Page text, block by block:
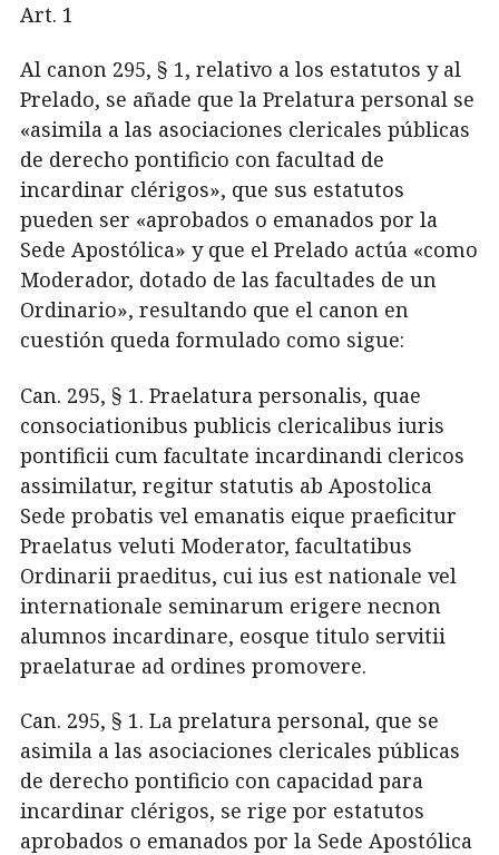
Art. 1
Al canon 295, § 1, relativo a los estatutos y al
Prelado, se añade que la Prelatura personal se
«asimila a las asociaciones clericales públicas
de derecho pontificio con facultad de
incardinar clérigos», que sus estatutos
pueden ser «aprobados o emanados por la
Sede Apostólica» y que el Prelado actúa «como
Moderador, dotado de las facultades de un
Ordinario», resultando que el canon en
cuestión queda formulado como sigue:
Can. 295, § 1. Praelatura personalis, quae
consociationibus publicis clericalibus iuris
pontificii cum facultate incardinandi clericos
assimilatur, regitur statutis ab Apostolica
Sede probatis vel emanatis eique praeficitur
Praelatus veluti Moderator, facultatibus
Ordinarii praeditus, cui ius est nationale vel
internationale seminarum erigere necnon
alumnos incardinare, eosque titulo servitii
praelaturae ad ordines promovere.
Can. 295, § 1. La prelatura personal, que se
asimila a las asociaciones clericales públicas
de derecho pontificio con capacidad para
incardinar clérigos, se rige por estatutos
aprobados o emanados por la Sede Apostólica